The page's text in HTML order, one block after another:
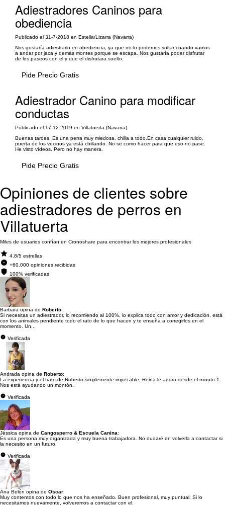
Adiestradores Caninos para
obediencia
Publicado el 31-7-2018 en Estella/Lizarra (Navarra)
Nos gustaría adiestrarlo en obediencia, ya que no lo podemos soltar cuando vamos
a andar por jaca y demás montes porque se escapa. Nos gustaría poder disfrutar
de los paseos con el y que el disfrutara suelto.
Pide Precio Gratis
Adiestrador Canino para modificar
conductas
Publicado el 17-12-2019 en Villatuerta (Navarra)
Buenas tardes. Es una perra muy miedosa, chilla a todo.En casa cualquier ruido,
puerta de los vecinos ya está chillando. No se como hacer para que eso no pase.
He visto vídeos. Pero no hay manera.
Pide Precio Gratis
Opiniones de clientes sobre
adiestradores de perros en
Villatuerta
Miles de usuarios confían en Cronoshare para encontrar los mejores profesionales
4.8/5 estrellas
+60.000 opiniones recibidas
100% verificadas
Barbara opina de Roberto:
Si necesitas un adiestrador, lo recomiendo al 100%, lo explica todo con amor y dedicación, está
con los animales pendiente todo el rato de lo que hacen y te enseña a corregirlos en el
momento. Un...
Verificada
Andrada opina de Roberto:
La experiencia y el trato de Roberto simplemente impecable, Reina le adoro desde el minuto 1.
Nos está ayudando un montón.
Verificada
Jéssica opina de Cangosperro & Escuela Canina:
Es una persona muy organizada y muy buena trabajadora. No dudaré en volverla a contactar si
la necesito en un futuro.
Verificada
Ana Belén opina de Oscar:
Muy contentos con todo lo que nos ha enseñado. Buen profesional, muy puntual. Si lo
necesitamos nuevamente, volveremos a contactar con el.